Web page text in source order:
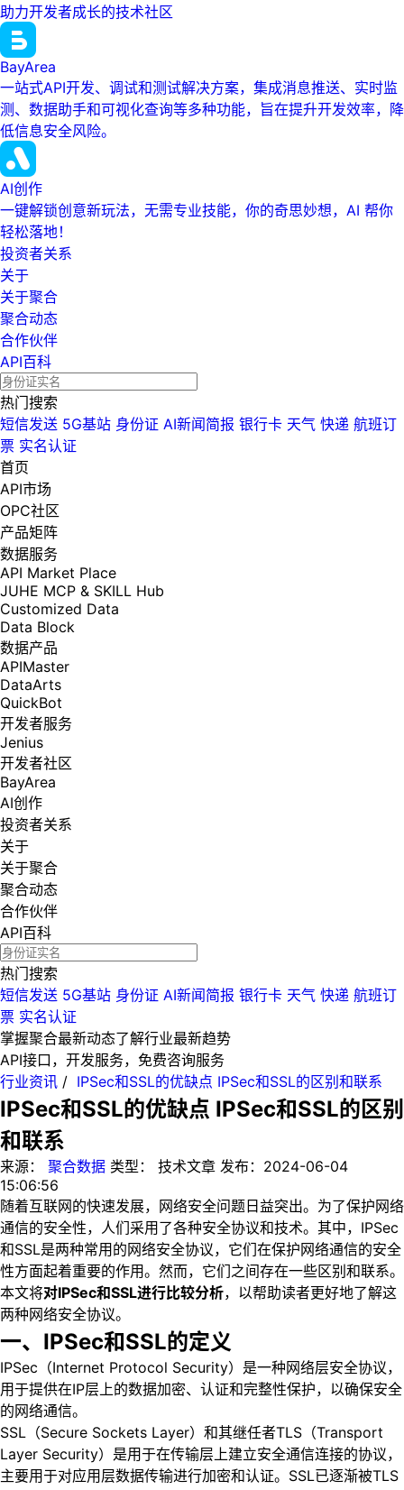
助力开发者成长的技术社区
BayArea
一站式API开发、调试和测试解决方案，集成消息推送、实时监
测、数据助手和可视化查询等多种功能，旨在提升开发效率，降
低信息安全风险。
AI创作
一键解锁创意新玩法，无需专业技能，你的奇思妙想，AI 帮你
轻松落地！
投资者关系
关于
关于聚合
聚合动态
合作伙伴
API百科
热门搜索
短信发送 5G基站 身份证 AI新闻简报 银行卡 天气 快递 航班订
票 实名认证
首页
API市场
OPC社区
产品矩阵
数据服务
API Market Place
JUHE MCP & SKILL Hub
Customized Data
Data Block
数据产品
APIMaster
DataArts
QuickBot
开发者服务
Jenius
开发者社区
BayArea
AI创作
投资者关系
关于
关于聚合
聚合动态
合作伙伴
API百科
热门搜索
短信发送 5G基站 身份证 AI新闻简报 银行卡 天气 快递 航班订
票 实名认证
掌握聚合最新动态了解行业最新趋势
API接口，开发服务，免费咨询服务
行业资讯 / IPSec和SSL的优缺点 IPSec和SSL的区别和联系
IPSec和SSL的优缺点 IPSec和SSL的区别
和联系
来源： 聚合数据 类型： 技术文章 发布： 2024-06-04
15:06:56
随着互联网的快速发展，网络安全问题日益突出。为了保护网络
通信的安全性，人们采用了各种安全协议和技术。其中，IPSec
和SSL是两种常用的网络安全协议，它们在保护网络通信的安全
性方面起着重要的作用。然而，它们之间存在一些区别和联系。
本文将对IPSec和SSL进行比较分析，以帮助读者更好地了解这
两种网络安全协议。
一、IPSec和SSL的定义
IPSec（Internet Protocol Security）是一种网络层安全协议，
用于提供在IP层上的数据加密、认证和完整性保护，以确保安全
的网络通信。
SSL（Secure Sockets Layer）和其继任者TLS（Transport
Layer Security）是用于在传输层上建立安全通信连接的协议，
主要用于对应用层数据传输进行加密和认证。SSL已逐渐被TLS